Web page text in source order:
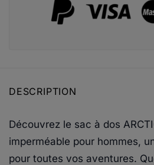
DESCRIPTION
Découvrez le sac à dos
imperméable pour hommes,
pour toutes vos aventures.